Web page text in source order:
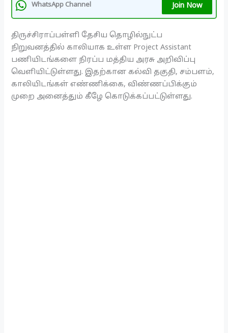
WhatsApp Channel Join Now
திருச்சிராப்பள்ளி தேசிய தொழில்நுட்ப
நிறுவனத்தில் காலியாக உள்ள Project Assistant
பணியிடங்களை நிரப்ப மத்திய அரசு அறிவிப்பு
வெளியிட்டுள்ளது. இதற்கான கல்வி தகுதி, சம்பளம்,
காலியிடங்கள் எண்ணிக்கை, விண்ணப்பிக்கும்
முறை அனைத்தும் கீழே கொடுக்கப்பட்டுள்ளது.